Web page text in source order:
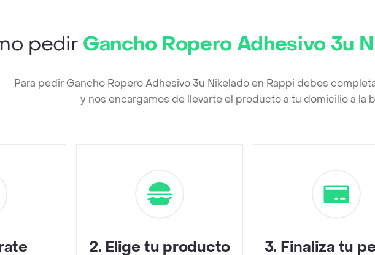
pedir Gancho Ropero Adhesivo 3u
Para pedir Gancho Ropero Adhesivo 3u Nikelado en Rappi debes
y nos encargamos de llevarte el producto a tu domicilio a la
2. Elige tu producto 3. Finaliza tu